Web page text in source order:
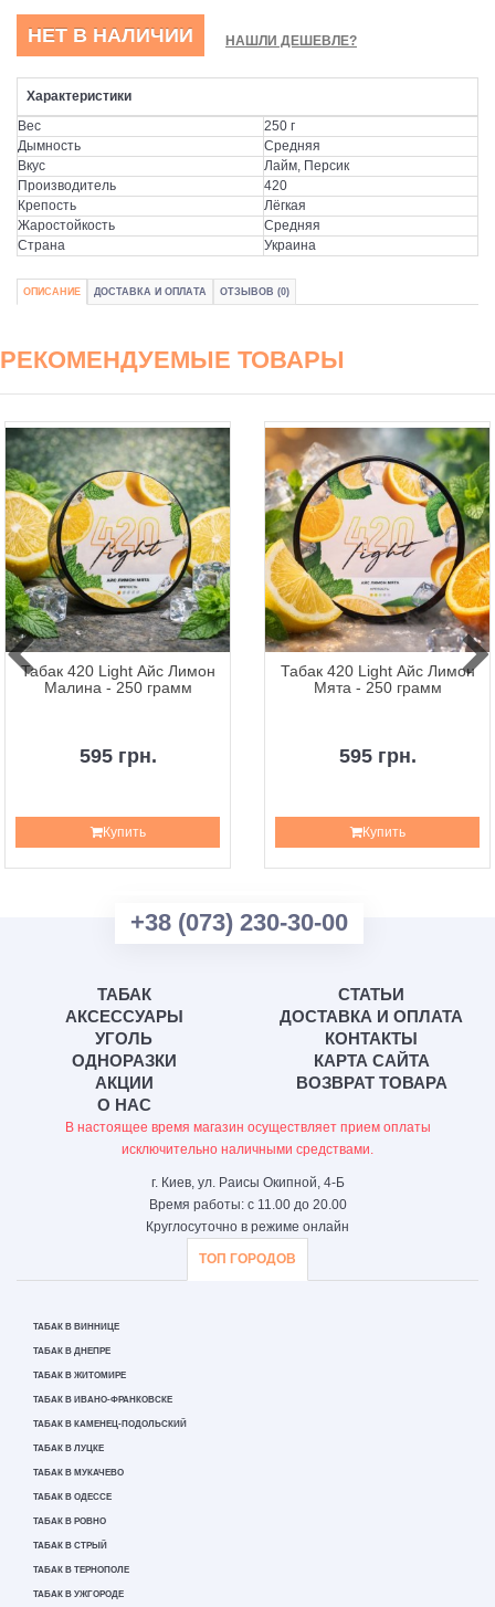
НЕТ В НАЛИЧИИ НАШЛИ ДЕШЕВЛЕ?
Характеристики
Вес
250 г
Дымность
Средняя
Вкус
Лайм, Персик
Производитель
420
Крепость
Лёгкая
Жаростойкость
Средняя
Страна
Украина
ОПИСАНИЕ ДОСТАВКА И ОПЛАТА ОТЗЫВОВ (0)
РЕКОМЕНДУЕМЫЕ ТОВАРЫ
Табак 420 Light Айс Лимон
Малина - 250 грамм
595 грн.
Купить
Табак 420 Light Айс Лимон
Мята - 250 грамм
595 грн.
Купить
+38 (073) 230-30-00
ТАБАК
АКСЕССУАРЫ
УГОЛЬ
ОДНОРАЗКИ
АКЦИИ
О НАС
СТАТЬИ
ДОСТАВКА И ОПЛАТА
КОНТАКТЫ
КАРТА САЙТА
ВОЗВРАТ ТОВАРА
В настоящее время магазин осуществляет прием оплаты
исключительно наличными средствами.
г. Киев, ул. Раисы Окипной, 4-Б
Время работы: с 11.00 до 20.00
Круглосуточно в режиме онлайн
ТОП ГОРОДОВ
ТАБАК В ВИННИЦЕ
ТАБАК В ДНЕПРЕ
ТАБАК В ЖИТОМИРЕ
ТАБАК В ИВАНО-ФРАНКОВСКЕ
ТАБАК В КАМЕНЕЦ-ПОДОЛЬСКИЙ
ТАБАК В ЛУЦКЕ
ТАБАК В МУКАЧЕВО
ТАБАК В ОДЕССЕ
ТАБАК В РОВНО
ТАБАК В СТРЫЙ
ТАБАК В ТЕРНОПОЛЕ
ТАБАК В УЖГОРОДЕ